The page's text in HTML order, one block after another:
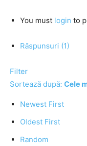
You must login to
Răspunsuri (1)
Filter
Sortează după: Cele
Newest First
Oldest First
Random